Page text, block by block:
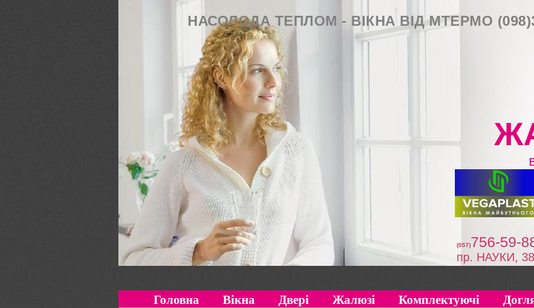
НАСОЛОДА ТЕПЛОМ - ВІКНА ВІД МТЕРМО
(057)756-59-
пр. НАУКИ, 38
Головна Вікна Двері Жалюзі Комплектуючі